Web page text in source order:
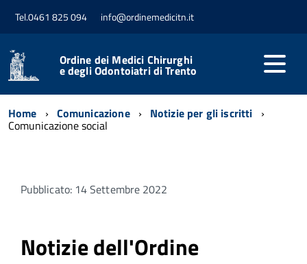
Tel.0461 825 094 info@ordinemedicitn.it
Ordine dei Medici Chirurghi
e degli Odontoiatri di Trento
Home Comunicazione Notizie per gli iscritti
Comunicazione social
Pubblicato: 14 Settembre 2022
Notizie dell'Ordine